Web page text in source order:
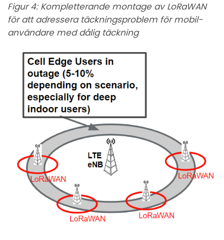
Figur 4: Kompletterande montage av LoRaWAN
för att adressera täckningsproblem för mobil-
användare med dålig täckning